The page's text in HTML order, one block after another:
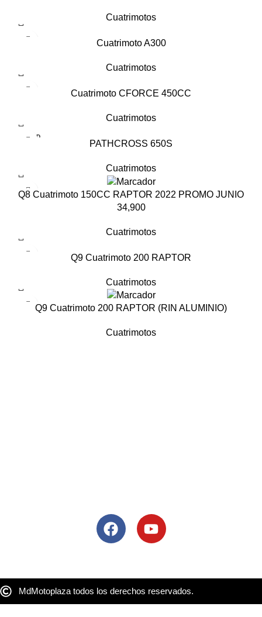
Cuatrimotos
Cuatrimoto A300
Cuatrimotos
Cuatrimoto CFORCE 450CC
Cuatrimotos
SOLD
PATHCROSS 650S
Cuatrimotos
Q8 Cuatrimoto 150CC RAPTOR 2022 PROMO JUNIO
34,900
Cuatrimotos
Q9 Cuatrimoto 200 RAPTOR
Cuatrimotos
Q9 Cuatrimoto 200 RAPTOR (RIN ALUMINIO)
Cuatrimotos
MdMotoplaza todos los derechos reservados.